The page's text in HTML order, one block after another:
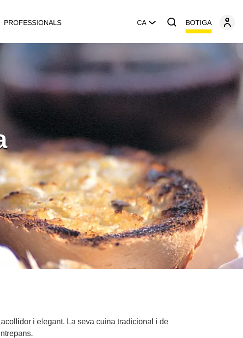
PROFESSIONALS CA BOTIGA
i elegant. La seva cuina tradicional i de